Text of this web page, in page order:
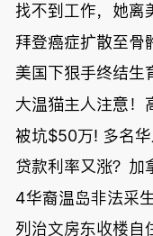
找不到工作，她离
拜登癌症扩散至骨
美国下狠手终结生
大温猫主人注意！
被坑$50万! 多名
贷款利率又涨？加
4华裔温岛非法采
列治文房东收楼自